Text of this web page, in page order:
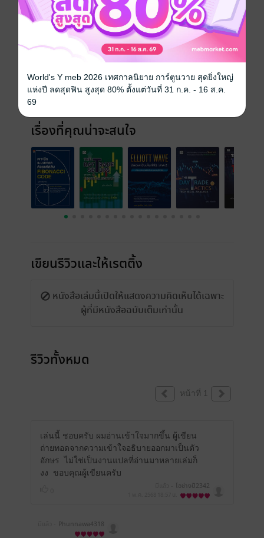
ประเภทไฟล์ pdf
วันที่วางขาย 29 สิงหาคม 2566
ความยาว 202 หน้า (≈ 29,413 คำ)
ราคาปก
เรื่องที่คุณน่าจะสนใจ
เขียนรีวิวและให้เรตติ้ง
หนังสือเล่มนี้เปิดให้แสดงความคิดเห็นได้เฉพาะ
ผู้ที่มีหนังสือฉบับเต็มเท่านั้น
รีวิวทั้งหมด
หน้าที่ 1
เล่นนี้ ชอบครับ ผมอ่านเข้าใจมากขึ้น ผู้เขียน
ถ่ายทอดจากความเข้าใจอธิบายออกมาเป็นตัว
อักษร ไม่ใช่เป็นงานแปลที่อ่านมาหลายเล่มก็
งง ขอบคุณผู้เขียนครับ
โอช่างป้2342
Phunnawa4318
World's Y meb 2026 เทศกาลนิยาย การ์ตูนวาย สุดยิ่งใหญ่
แห่งปี ลดสุดฟิน สูงสุด 80% ตั้งแต่วันที่ 31 ก.ค. - 16 ส.ค.
69